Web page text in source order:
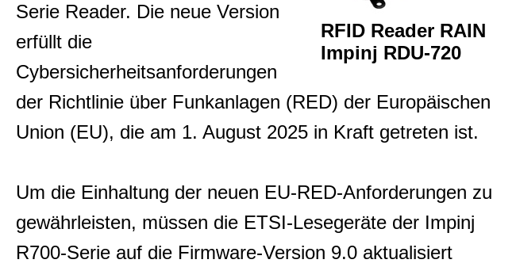
RFID Messtechnik
RFID Second Hand
Presse, News & Events
Allgemein
Kontakt
RFID Reader RAIN
Impinj RDU-720
Serie Reader. Die neue Version
erfüllt die
Cybersicherheitsanforderungen
der Richtlinie über Funkanlagen (RED) der Europäischen
Union (EU), die am 1. August 2025 in Kraft getreten ist.
Um die Einhaltung der neuen EU-RED-Anforderungen zu
gewährleisten, müssen die ETSI-Lesegeräte der Impinj
R700-Serie auf die Firmware-Version 9.0 aktualisiert